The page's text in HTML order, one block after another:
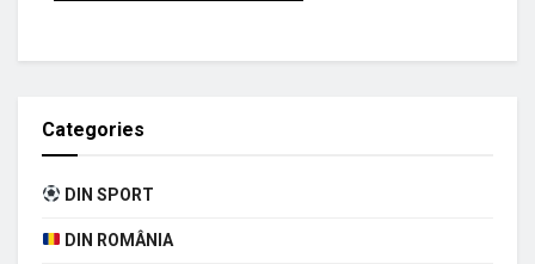
Categories
DIN SPORT
DIN ROMÂNIA